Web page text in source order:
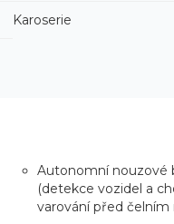
Karoserie
Autonomní nouzové
(detekce vozidel a
varování před čelním